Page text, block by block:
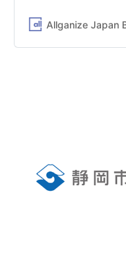
Japanの公式ブログ。
Allganize Japan